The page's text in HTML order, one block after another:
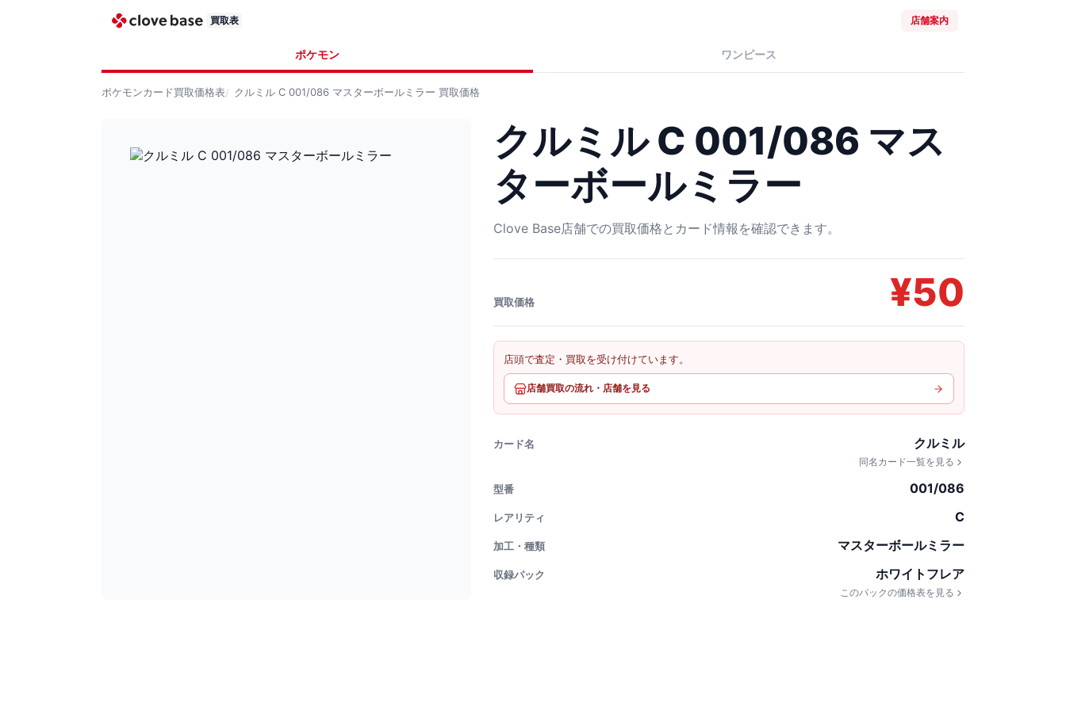
買取表 店舗案内
ポケモン ワンピース
ポケモンカード買取価格表 クルミル C 001/086 マスターボールミラー 買取価格
クルミル C 001/086 マス
ターボールミラー
Clove Base店舗での買取価格とカード情報を確認できます。
買取価格 ¥50
店頭で査定・買取を受け付けています。
店舗買取の流れ・店舗を見る
カード名 クルミル
同名カード一覧を見る
型番 001/086
レアリティ C
加工・種類 マスターボールミラー
収録パック ホワイトフレア
このパックの価格表を見る